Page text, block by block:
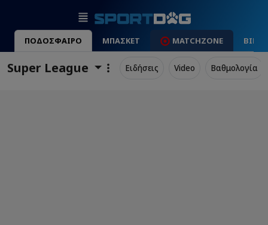
ΠΟΔΟΣΦΑΙΡΟ ΜΠΑΣΚΕΤ MATCHZONE
Super League Ειδήσεις Video Βαθμολογία